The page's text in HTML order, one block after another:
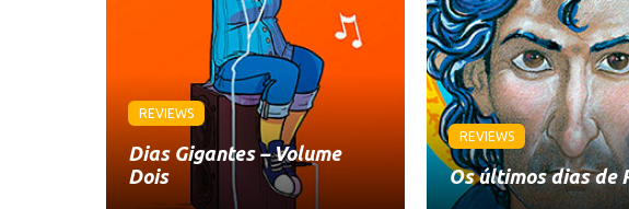
REVIEWS
Dias Gigantes – Volume
Dois
REVIEWS
Os últimos dias de